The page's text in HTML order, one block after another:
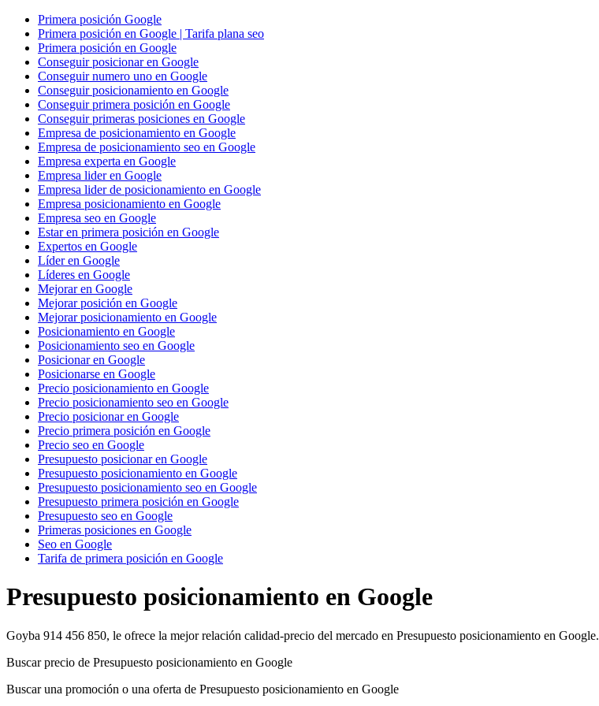
Primera posición Google
Primera posición en Google | Tarifa plana seo
Primera posición en Google
Conseguir posicionar en Google
Conseguir numero uno en Google
Conseguir posicionamiento en Google
Conseguir primera posición en Google
Conseguir primeras posiciones en Google
Empresa de posicionamiento en Google
Empresa de posicionamiento seo en Google
Empresa experta en Google
Empresa lider en Google
Empresa lider de posicionamiento en Google
Empresa posicionamiento en Google
Empresa seo en Google
Estar en primera posición en Google
Expertos en Google
Líder en Google
Líderes en Google
Mejorar en Google
Mejorar posición en Google
Mejorar posicionamiento en Google
Posicionamiento en Google
Posicionamiento seo en Google
Posicionar en Google
Posicionarse en Google
Precio posicionamiento en Google
Precio posicionamiento seo en Google
Precio posicionar en Google
Precio primera posición en Google
Precio seo en Google
Presupuesto posicionar en Google
Presupuesto posicionamiento en Google
Presupuesto posicionamiento seo en Google
Presupuesto primera posición en Google
Presupuesto seo en Google
Primeras posiciones en Google
Seo en Google
Tarifa de primera posición en Google
Presupuesto posicionamiento en Google
Goyba 914 456 850, le ofrece la mejor relación calidad-precio del mercado en Presupuesto posicionamiento en Google.
Buscar precio de Presupuesto posicionamiento en Google
Buscar una promoción o una oferta de Presupuesto posicionamiento en Google